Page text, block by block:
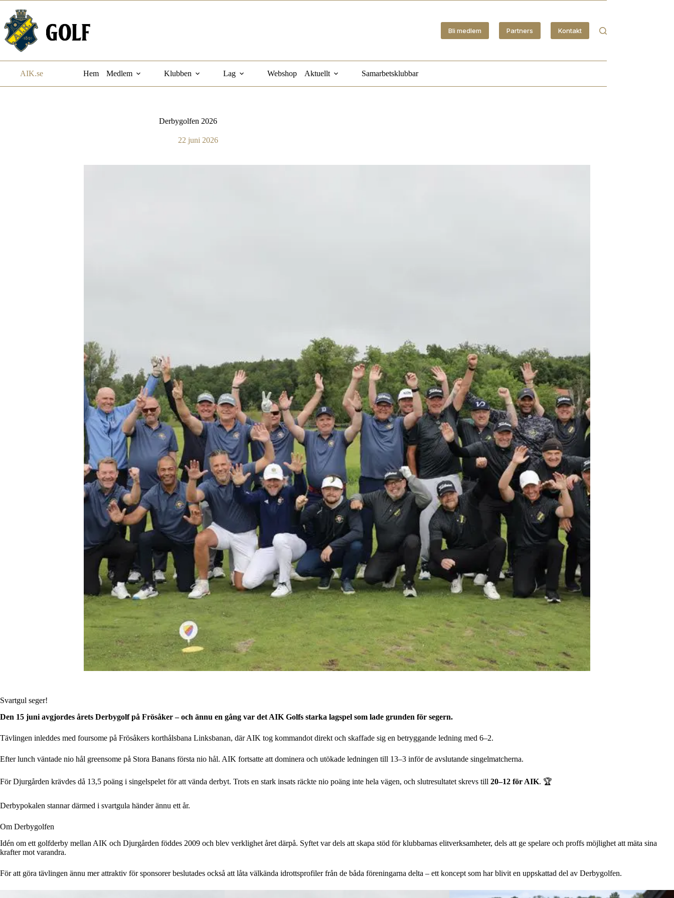
innehåll
Bli medlem Partners Kontakt
AIK.se Hem Medlem Klubben Lag Webshop Aktuellt Samarbetsklubbar
Derbygolfen 2026
22 juni 2026
Svartgul seger!
Den 15 juni avgjordes årets Derbygolf på Frösåker – och ännu en gång var det AIK Golfs starka lagspel som lade grunden för segern.
Tävlingen inleddes med foursome på Frösåkers korthålsbana Linksbanan, där AIK tog kommandot direkt och skaffade sig en betryggande ledning med 6–2.
Efter lunch väntade nio hål greensome på Stora Banans första nio hål. AIK fortsatte att dominera och utökade ledningen till 13–3 inför de avslutande singelmatcherna.
För Djurgården krävdes då 13,5 poäng i singelspelet för att vända derbyt. Trots en stark insats räckte nio poäng inte hela vägen, och slutresultatet skrevs till 20–12 för AIK. 🏆
Derbypokalen stannar därmed i svartgula händer ännu ett år.
Om Derbygolfen
Idén om ett golfderby mellan AIK och Djurgården föddes 2009 och blev verklighet året därpå. Syftet var dels att skapa stöd för klubbarnas elitverksamheter, dels att ge spelare och proffs möjlighet att mäta sina
krafter mot varandra.
För att göra tävlingen ännu mer attraktiv för sponsorer beslutades också att låta välkända idrottsprofiler från de båda föreningarna delta – ett koncept som har blivit en uppskattad del av Derbygolfen.